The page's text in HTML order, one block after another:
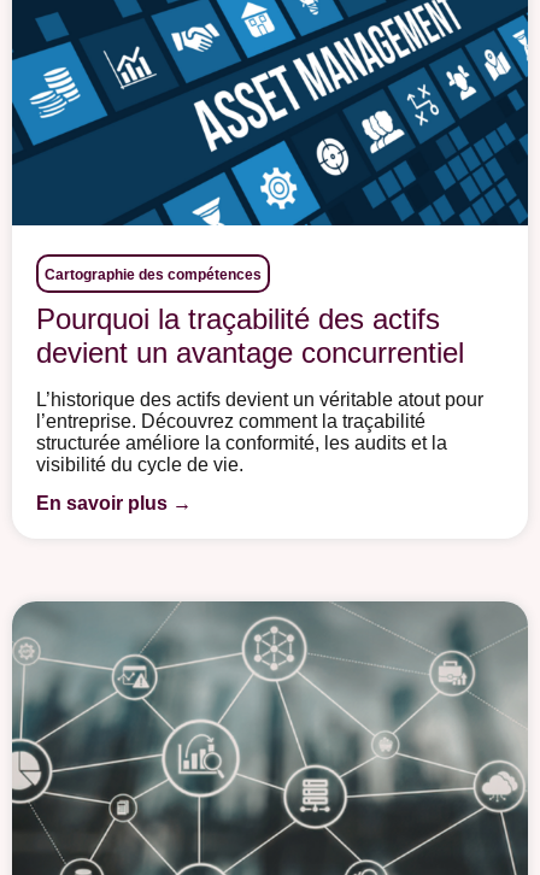
Cartographie des compétences
Pourquoi la traçabilité des actifs
devient un avantage concurrentiel
L’historique des actifs devient un véritable atout pour
l’entreprise. Découvrez comment la traçabilité
structurée améliore la conformité, les audits et la
visibilité du cycle de vie.
En savoir plus →